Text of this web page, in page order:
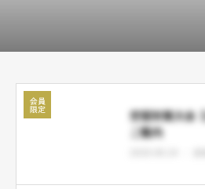
空室対策大全
ご案内